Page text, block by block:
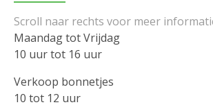
Maandag tot Vrijdag
10 uur tot 16 uur
Verkoop bonnetjes
10 tot 12 uur